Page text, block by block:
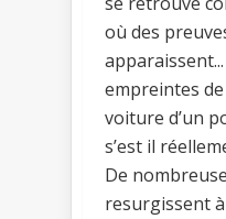
où des
empreintes
voiture d’un
s’est il
De
resurgissent